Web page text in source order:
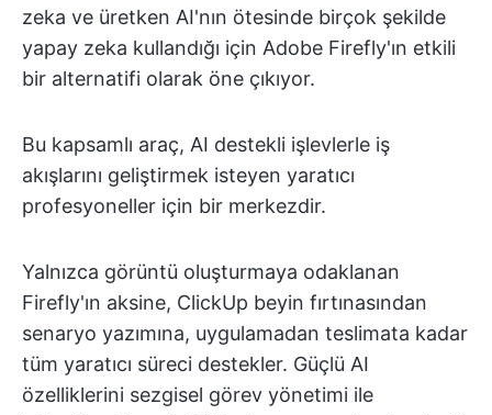
zeka ve üretken AI'nın ötesinde birçok şekilde
yapay zeka kullandığı için Adobe Firefly'ın etkili
bir alternatifi olarak öne çıkıyor.
Bu kapsamlı araç, AI destekli işlevlerle iş
akışlarını geliştirmek isteyen yaratıcı
profesyoneller için bir merkezdir.
Yalnızca görüntü oluşturmaya odaklanan
Firefly'ın aksine, ClickUp beyin fırtınasından
senaryo yazımına, uygulamadan teslimata kadar
tüm yaratıcı süreci destekler. Güçlü AI
özelliklerini sezgisel görev yönetimi ile